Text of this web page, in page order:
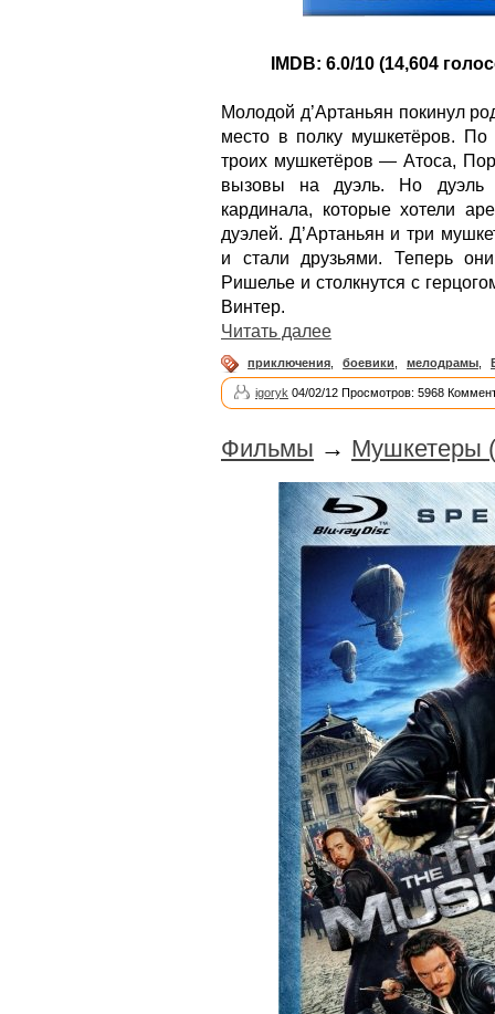
IMDB: 6.0/10 (14,604
Молодой д’Артаньян покинул
место в полку мушкетёров. По
троих мушкетёров — Атоса,
вызовы на дуэль. Но дуэль
кардинала, которые хотели
дуэлей. Д’Артаньян и три
и стали друзьями. Теперь
Ришелье и столкнутся с
Винтер.
Читать далее
приключения боевики мелодрамы
igoryk 04/02/12 Просмотров: 5968
Фильмы → Мушкетеры